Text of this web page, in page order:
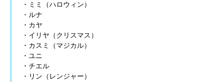
・ミミ（ハロウィン）
・ルナ
・カヤ
・イリヤ（クリスマス）
・カスミ（マジカル）
・ユニ
・チエル
・リン（レンジャー）